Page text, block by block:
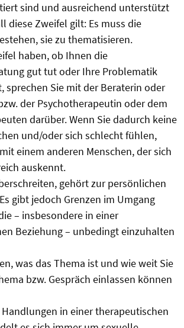
sind und ausreichend unterstützt
diese Zweifel gilt: Es muss die
sie zu thematisieren.
haben, ob Ihnen die
gut tut oder Ihre Problematik
sprechen Sie mit der Beraterin oder
der Psychotherapeutin oder dem
darüber. Wenn Sie dadurch keine
und/oder sich schlecht fühlen,
einem anderen Menschen, der sich
auskennt.
gehört zur persönlichen
gibt jedoch Grenzen im Umgang
– insbesondere in einer
Beziehung – unbedingt einzuhalten
was das Thema ist und wie weit Sie
bzw. Gespräch einlassen können
in einer therapeutischen